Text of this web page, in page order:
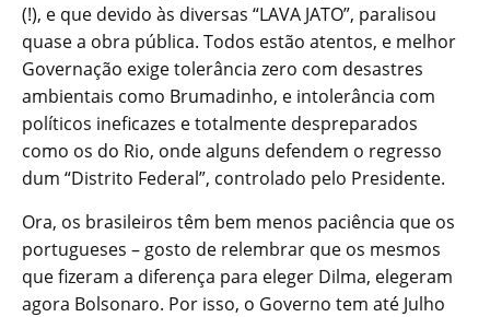
(!), e que devido às diversas “LAVA JATO”, paralisou
quase a obra pública. Todos estão atentos, e melhor
Governação exige tolerância zero com desastres
ambientais como Brumadinho, e intolerância com
políticos ineficazes e totalmente despreparados
como os do Rio, onde alguns defendem o regresso
dum “Distrito Federal”, controlado pelo Presidente.
Ora, os brasileiros têm bem menos paciência que os
portugueses – gosto de relembrar que os mesmos
que fizeram a diferença para eleger Dilma, elegeram
agora Bolsonaro. Por isso, o Governo tem até Julho